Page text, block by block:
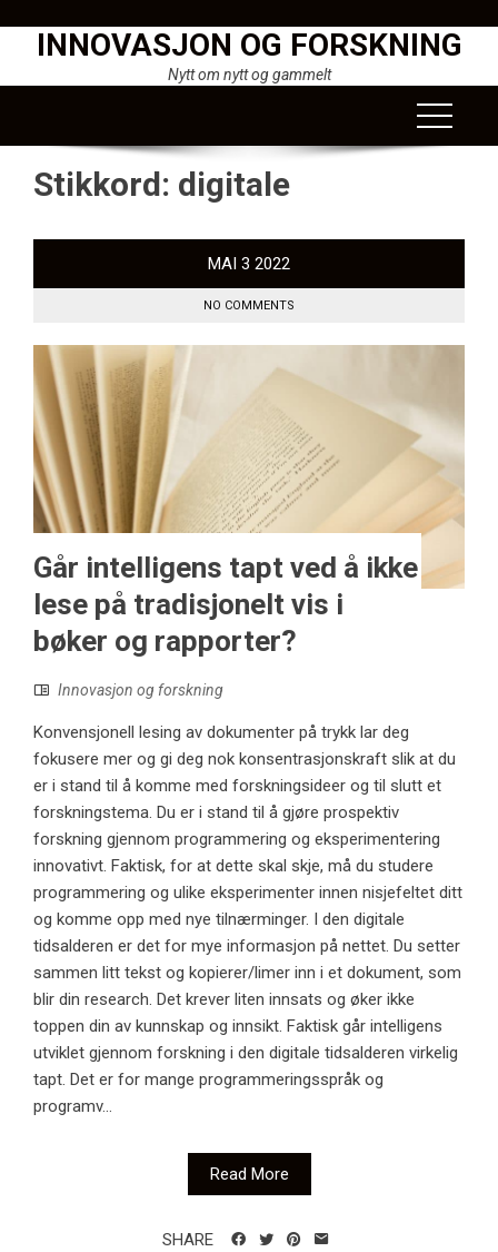
INNOVASJON OG FORSKNING
Nytt om nytt og gammelt
Stikkord: digitale
MAI 3 2022
NO COMMENTS
Går intelligens tapt ved å ikke
lese på tradisjonelt vis i
bøker og rapporter?
Innovasjon og forskning
Konvensjonell lesing av dokumenter på trykk lar deg
fokusere mer og gi deg nok konsentrasjonskraft slik at du
er i stand til å komme med forskningsideer og til slutt et
forskningstema. Du er i stand til å gjøre prospektiv
forskning gjennom programmering og eksperimentering
innovativt. Faktisk, for at dette skal skje, må du studere
programmering og ulike eksperimenter innen nisjefeltet ditt
og komme opp med nye tilnærminger. I den digitale
tidsalderen er det for mye informasjon på nettet. Du setter
sammen litt tekst og kopierer/limer inn i et dokument, som
blir din research. Det krever liten innsats og øker ikke
toppen din av kunnskap og innsikt. Faktisk går intelligens
utviklet gjennom forskning i den digitale tidsalderen virkelig
tapt. Det er for mange programmeringsspråk og
programv...
Read More
SHARE